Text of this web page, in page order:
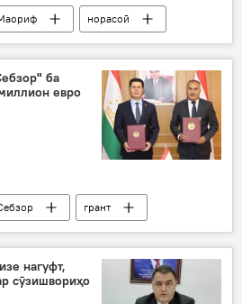
норасоӣ
ба
евро
грант
маблағ
нагуфт,
сӯзишвориҳо